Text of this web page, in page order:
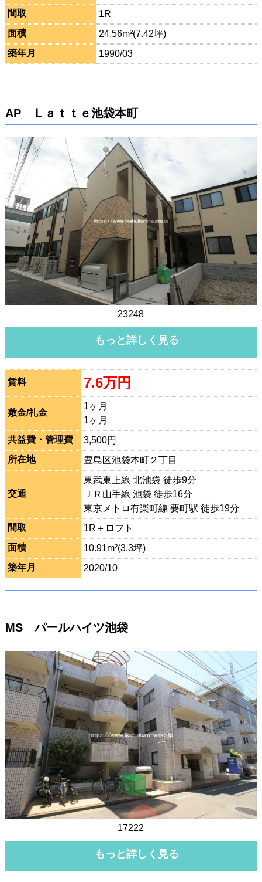
間取
1R
面積
24.56m²(7.42坪)
築年月
1990/03
AP Ｌａｔｔｅ池袋本町
23248
もっと詳しく見る
賃料 7.6万円
敷金/礼金
1ヶ月
1ヶ月
共益費・管理費
3,500円
所在地
豊島区池袋本町２丁目
交通
東武東上線 北池袋 徒歩9分
ＪＲ山手線 池袋 徒歩16分
東京メトロ有楽町線 要町駅 徒歩19分
間取
1R＋ロフト
面積
10.91m²(3.3坪)
築年月
2020/10
MS パールハイツ池袋
17222
もっと詳しく見る